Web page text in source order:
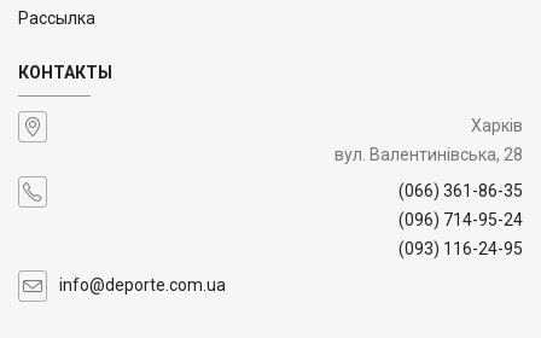
Рассылка
КОНТАКТЫ
Харків
вул. Валентинівська, 28
(066) 361-86-35
(096) 714-95-24
(093) 116-24-95
info@deporte.com.ua